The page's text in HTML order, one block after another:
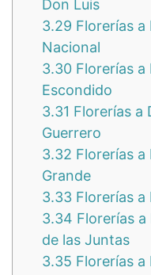
Don Luis
3.29 Florerías a
Nacional
3.30 Florerías a
Escondido
3.31 Florerías a
Guerrero
3.32 Florerías a
Grande
3.33 Florerías a
3.34 Florerías
de las Juntas
3.35 Florerías a